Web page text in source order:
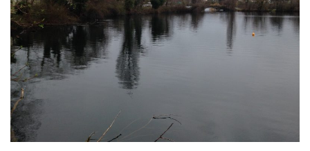
Sorties 2021
Sorties 2020
Sorties 2019
Sorties 2018
Sorties 2016